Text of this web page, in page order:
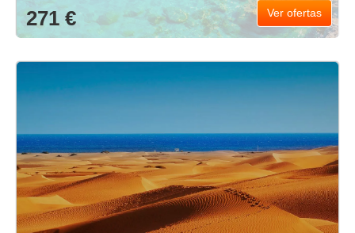
271 € Ver ofertas